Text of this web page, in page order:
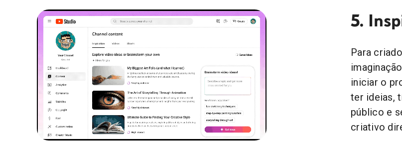
5.
Para
iniciar o
ter ideias,
público e
criativo